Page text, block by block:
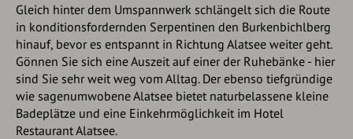
Gleich hinter dem Umspannwerk schlängelt sich die Route
in konditionsfordernden Serpentinen den Burkenbichlberg
hinauf, bevor es entspannt in Richtung Alatsee weiter geht.
Gönnen Sie sich eine Auszeit auf einer der Ruhebänke - hier
sind Sie sehr weit weg vom Alltag. Der ebenso tiefgründige
wie sagenumwobene Alatsee bietet naturbelassene kleine
Badeplätze und eine Einkehrmöglichkeit im Hotel
Restaurant Alatsee.